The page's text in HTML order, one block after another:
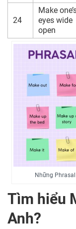
24
Make
eyes wide
open
Những
Tìm hiểu
Anh?